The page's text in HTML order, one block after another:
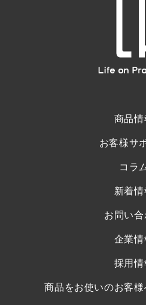
商品情
お客様サ
コラ
新着情
お問い合
企業情
採用情
商品をお使いのお客